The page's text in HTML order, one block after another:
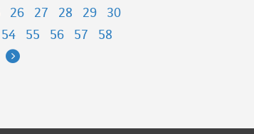
26 27 28 29
30
54 55 56 57
58
Next